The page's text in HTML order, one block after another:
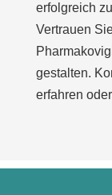
erfolgreich
Vertrauen
gestalten.
erfahren